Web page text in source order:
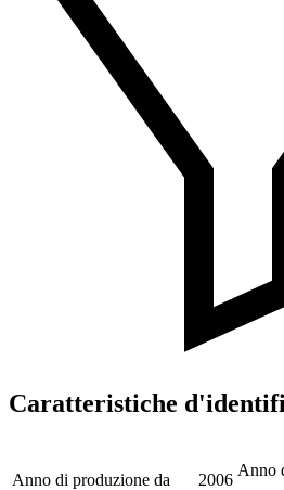
Caratteristiche
Anno di produzione da 2006
Anno